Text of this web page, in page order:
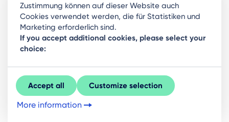
Ready to stay in the loop on Rigas business
community? Subscribe to our newsletter.
Sign Up
Zustimmung können auf dieser Website auch
Cookies verwendet werden, die für Statistiken und
Marketing erforderlich sind.
If you accept additional cookies, please select your
choice:
Accept all Customize selection
More information